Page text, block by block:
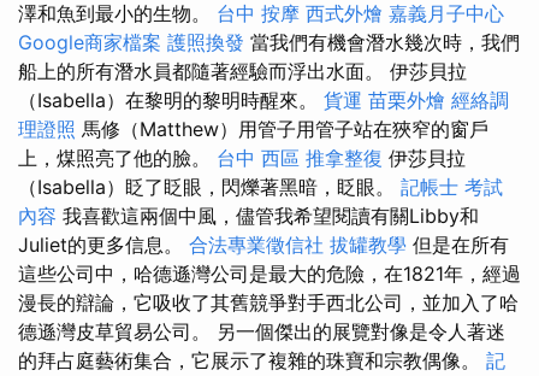
澤和魚到最小的生物。 台中 按摩 西式外燴 嘉義月子中心
Google商家檔案 護照換發 當我們有機會潛水幾次時，我們
船上的所有潛水員都隨著經驗而浮出水面。 伊莎貝拉
（Isabella）在黎明的黎明時醒來。 貨運 苗栗外燴 經絡調
理證照 馬修（Matthew）用管子用管子站在狹窄的窗戶
上，煤照亮了他的臉。 台中 西區 推拿整復 伊莎貝拉
（Isabella）眨了眨眼，閃爍著黑暗，眨眼。 記帳士 考試
內容 我喜歡這兩個中風，儘管我希望閱讀有關Libby和
Juliet的更多信息。 合法專業徵信社 拔罐教學 但是在所有
這些公司中，哈德遜灣公司是最大的危險，在1821年，經過
漫長的辯論，它吸收了其舊競爭對手西北公司，並加入了哈
德遜灣皮草貿易公司。 另一個傑出的展覽對像是令人著迷
的拜占庭藝術集合，它展示了複雜的珠寶和宗教偶像。 記